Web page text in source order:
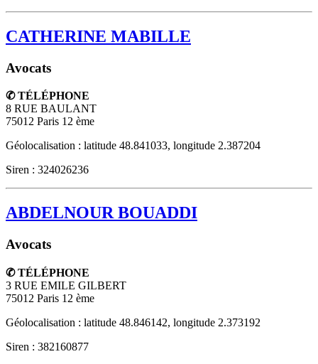
CATHERINE MABILLE
Avocats
✆ TÉLÉPHONE
8 RUE BAULANT
75012 Paris 12 ème
Géolocalisation : latitude 48.841033, longitude 2.387204
Siren : 324026236
ABDELNOUR BOUADDI
Avocats
✆ TÉLÉPHONE
3 RUE EMILE GILBERT
75012 Paris 12 ème
Géolocalisation : latitude 48.846142, longitude 2.373192
Siren : 382160877